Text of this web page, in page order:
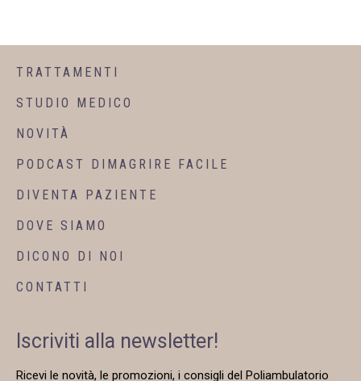
TRATTAMENTI
STUDIO MEDICO
NOVITÀ
PODCAST DIMAGRIRE FACILE
DIVENTA PAZIENTE
DOVE SIAMO
DICONO DI NOI
CONTATTI
Iscriviti alla newsletter!
Ricevi le novità, le promozioni, i consigli del Poliambulatorio